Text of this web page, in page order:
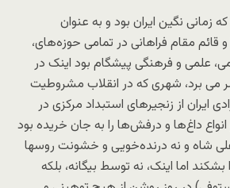
زمانی نگین ایران بود و به عنوان
قائم مقام فراهانی در تمامی حوزه‌های،
علمی و فرهنگی پیشگام بود اینک در
می برد، شهری که در انقلاب مشروطیت
ایران از زنجیرهای استبداد مرکزی در
داغ‌ها و درفش‌ها را به جان خریده بود
شاه و نه درنده‌خویی و خشونت روسها
اما اینک، نه توسط بیگانه، بلکه